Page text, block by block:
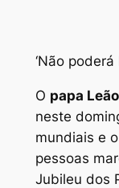
‘Não
O papa
neste
mundiais e
pessoas
Jubileu dos